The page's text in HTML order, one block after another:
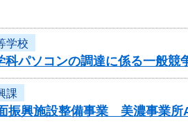
学校
学科パソコンの調達に係る一
課
振興施設整備事業 美濃事業所